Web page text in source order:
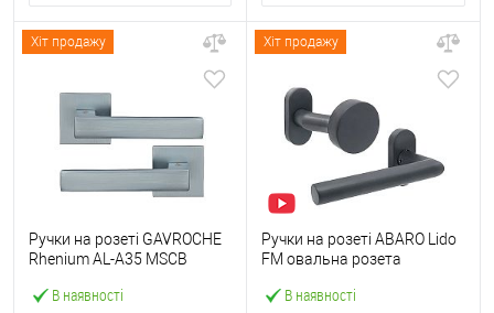
Хіт продажу
В наявності
Ручки на розеті GAVROCHE
Rhenium AL-A35 MSCB
Хіт продажу
В наявності
Ручки на розеті ABARO Lido
FM овальна розета
антрацит